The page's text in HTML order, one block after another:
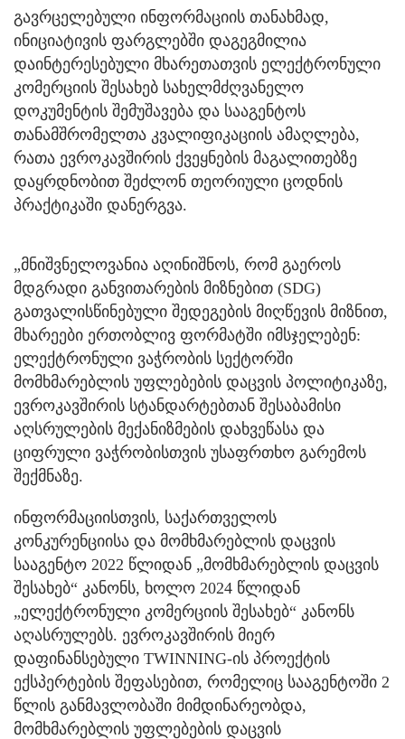
გავრცელებული ინფორმაციის თანახმად,
ინიციატივის ფარგლებში დაგეგმილია
დაინტერესებული მხარეთათვის ელექტრონული
კომერციის შესახებ სახელმძღვანელო
დოკუმენტის შემუშავება და სააგენტოს
თანამშრომელთა კვალიფიკაციის ამაღლება,
რათა ევროკავშირის ქვეყნების მაგალითებზე
დაყრდნობით შეძლონ თეორიული ცოდნის
პრაქტიკაში დანერგვა.
„მნიშვნელოვანია აღინიშნოს, რომ გაეროს
მდგრადი განვითარების მიზნებით (SDG)
გათვალისწინებული შედეგების მიღწევის მიზნით,
მხარეები ერთობლივ ფორმატში იმსჯელებენ:
ელექტრონული ვაჭრობის სექტორში
მომხმარებლის უფლებების დაცვის პოლიტიკაზე,
ევროკავშირის სტანდარტებთან შესაბამისი
აღსრულების მექანიზმების დახვეწასა და
ციფრული ვაჭრობისთვის უსაფრთხო გარემოს
შექმნაზე.
ინფორმაციისთვის, საქართველოს
კონკურენციისა და მომხმარებლის დაცვის
სააგენტო 2022 წლიდან „მომხმარებლის დაცვის
შესახებ“ კანონს, ხოლო 2024 წლიდან
„ელექტრონული კომერციის შესახებ“ კანონს
აღასრულებს. ევროკავშირის მიერ
დაფინანსებული TWINNING-ის პროექტის
ექსპერტების შეფასებით, რომელიც სააგენტოში 2
წლის განმავლობაში მიმდინარეობდა,
მომხმარებლის უფლებების დაცვის